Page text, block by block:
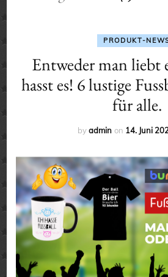
PRODUKT-
Entweder man liebt
hasst es! 6 lustige
für alle.
byadmin on 14. Juni